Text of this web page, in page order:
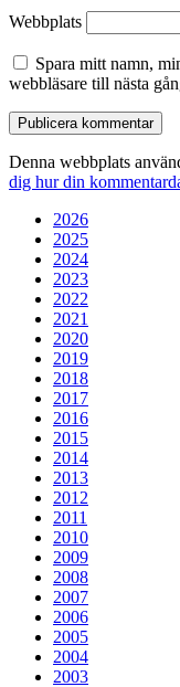
Webbplats
Spara mitt namn,
webbläsare till nästa
Denna webbplats
dig hur din
2026
2025
2024
2023
2022
2021
2020
2019
2018
2017
2016
2015
2014
2013
2012
2011
2010
2009
2008
2007
2006
2005
2004
2003